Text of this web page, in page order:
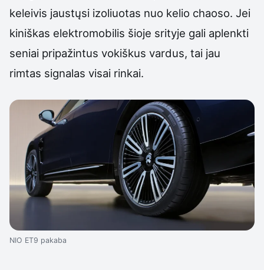
keleivis jaustųsi izoliuotas nuo kelio chaoso. Jei
kiniškas elektromobilis šioje srityje gali aplenkti
seniai pripažintus vokiškus vardus, tai jau
rimtas signalas visai rinkai.
NIO ET9 pakaba